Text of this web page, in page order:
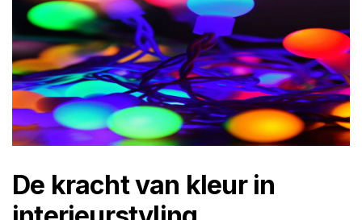
De kracht van kleur in